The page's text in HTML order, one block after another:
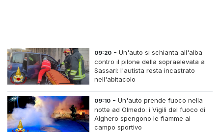
09:20 -Un'auto si schianta all'alba
contro il pilone della sopraelevata a
Sassari: l'autista resta incastrato
nell'abitacolo
09:10 -Un'auto prende fuoco nella
notte ad Olmedo: i Vigili del fuoco di
Alghero spengono le fiamme al
campo sportivo